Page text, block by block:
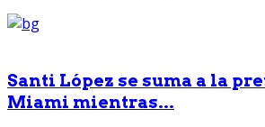
Santi López se suma a la
Miami mientras...